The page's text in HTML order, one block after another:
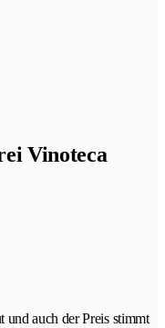
Vinoteca
und auch der Preis stimmt